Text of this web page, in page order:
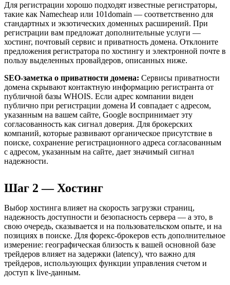
Для регистрации хорошо подходят известные регистраторы,
такие как Namecheap или 101domain — соответственно для
стандартных и экзотических доменных расширений. При
регистрации вам предложат дополнительные услуги —
хостинг, почтовый сервис и приватность домена. Отклоните
предложения регистратора по хостингу и электронной почте в
пользу выделенных провайдеров, описанных ниже.
SEO-заметка о приватности домена: Сервисы приватности
домена скрывают контактную информацию регистранта от
публичной базы WHOIS. Если адрес компании виден
публично при регистрации домена И совпадает с адресом,
указанным на вашем сайте, Google воспринимает эту
согласованность как сигнал доверия. Для брокерских
компаний, которые развивают органическое присутствие в
поиске, сохранение регистрационного адреса согласованным
с адресом, указанным на сайте, дает значимый сигнал
надежности.
Шаг 2 — Хостинг
Выбор хостинга влияет на скорость загрузки страниц,
надежность доступности и безопасность сервера — а это, в
свою очередь, сказывается и на пользовательском опыте, и на
позициях в поиске. Для форекс-брокеров есть дополнительное
измерение: географическая близость к вашей основной базе
трейдеров влияет на задержки (latency), что важно для
трейдеров, использующих функции управления счетом и
доступ к live-данным.